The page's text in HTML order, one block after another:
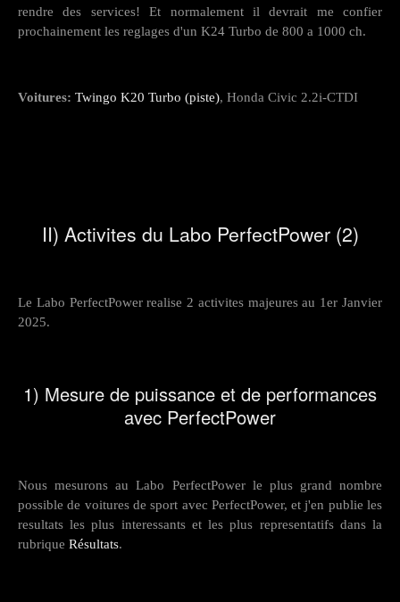
rendre des services! Et normalement il devrait me confier
prochainement les reglages d'un K24 Turbo de 800 a 1000 ch.
Voitures: Twingo K20 Turbo (piste), Honda Civic 2.2i-CTDI
II) Activites du Labo PerfectPower (2)
Le Labo PerfectPower realise 2 activites majeures au 1er Janvier
2025.
1) Mesure de puissance et de performances
avec PerfectPower
Nous mesurons au Labo PerfectPower le plus grand nombre
possible de voitures de sport avec PerfectPower, et j'en publie les
resultats les plus interessants et les plus representatifs dans la
rubrique Résultats.